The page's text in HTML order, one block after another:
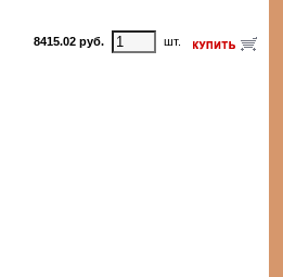
8415.02 руб. шт.